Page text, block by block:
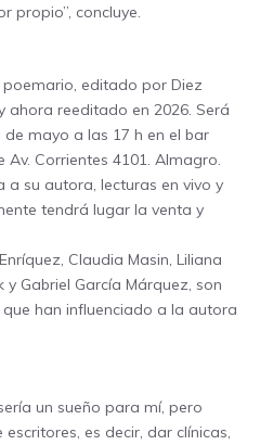
propio”, concluye.
editado por Diez
ahora reeditado en 2026. Será
mayo a las 17 h en el bar
Av. Corrientes 4101. Almagro.
a su autora, lecturas en vivo y
tendrá lugar la venta y
Claudia Masin, Liliana
Gabriel García Márquez, son
han influenciado a la autora
un sueño para mí, pero
es decir, dar clínicas,